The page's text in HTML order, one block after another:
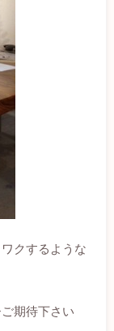
クするような
期待下さい